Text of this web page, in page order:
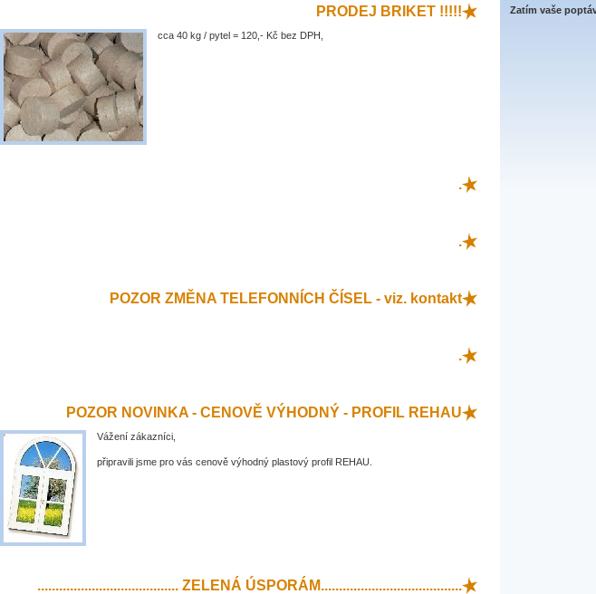
PRODEJ BRIKET !!!!!
cca 40 kg / pytel = 120,- Kč bez DPH,
.
.
POZOR ZMĚNA TELEFONNÍCH ČÍSEL - viz. kontakt
.
POZOR NOVINKA - CENOVĚ VÝHODNÝ - PROFIL REHAU
Vážení zákazníci,
připravili jsme pro vás cenově výhodný plastový profil REHAU.
....................................... ZELENÁ ÚSPORÁM.......................................
Zatím vaše